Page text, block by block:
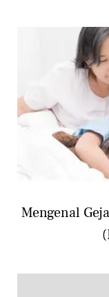
Mengenal